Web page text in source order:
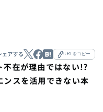
アする URLをコピー
不在が理由ではない!?
ンスを活用できない本